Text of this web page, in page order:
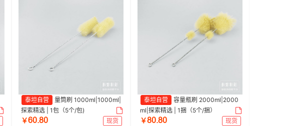
泰坦自营
量筒刷 1000ml|1000ml|
探索精选 | 1包（5个/包)
￥ƧřŤȬř
现货
泰坦自营
容量瓶刷 2000ml|2000
ml|探索精选 | 1捆（5个/捆）
￥ȬřŤȬř
现货